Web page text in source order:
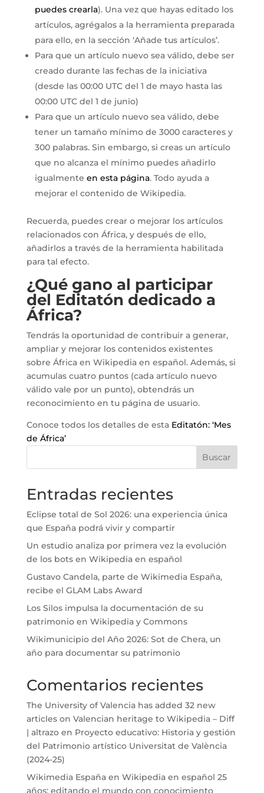
puedes crearla). Una vez que hayas editado los
artículos, agrégalos a la herramienta preparada
para ello, en la sección ‘Añade tus artículos’.
Para que un artículo nuevo sea válido, debe ser
creado durante las fechas de la iniciativa
(desde las 00:00 UTC del 1 de mayo hasta las
00:00 UTC del 1 de junio)
Para que un artículo nuevo sea válido, debe
tener un tamaño mínimo de 3000 caracteres y
300 palabras. Sin embargo, si creas un artículo
que no alcanza el mínimo puedes añadirlo
igualmente en esta página. Todo ayuda a
mejorar el contenido de Wikipedia.
Recuerda, puedes crear o mejorar los artículos
relacionados con África, y después de ello,
añadirlos a través de la herramienta habilitada
para tal efecto.
¿Qué gano al participar
del Editatón dedicado a
África?
Tendrás la oportunidad de contribuir a generar,
ampliar y mejorar los contenidos existentes
sobre África en Wikipedia en español. Además, si
acumulas cuatro puntos (cada artículo nuevo
válido vale por un punto), obtendrás un
reconocimiento en tu página de usuario.
Conoce todos los detalles de esta Editatón: ‘Mes
de África’
Buscar
Entradas recientes
Eclipse total de Sol 2026: una experiencia única
que España podrá vivir y compartir
Un estudio analiza por primera vez la evolución
de los bots en Wikipedia en español
Gustavo Candela, parte de Wikimedia España,
recibe el GLAM Labs Award
Los Silos impulsa la documentación de su
patrimonio en Wikipedia y Commons
Wikimunicipio del Año 2026: Sot de Chera, un
año para documentar su patrimonio
Comentarios recientes
The University of Valencia has added 32 new
articles on Valencian heritage to Wikipedia – Diff
| altrazoen Proyecto educativo: Historia y gestión
del Patrimonio artístico Universitat de València
(2024-25)
Wikimedia Españaen Wikipedia en español 25
años: editando el mundo con conocimiento